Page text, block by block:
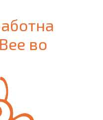
во